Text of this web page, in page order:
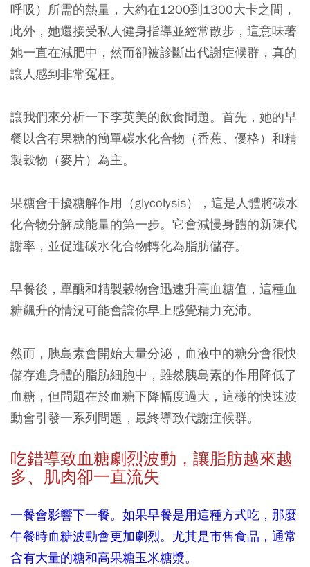
呼吸）所需的熱量，大約在1200到1300大卡之間，
此外，她還接受私人健身指導並經常散步，這意味著
她一直在減肥中，然而卻被診斷出代謝症候群，真的
讓人感到非常冤枉。
讓我們來分析一下李英美的飲食問題。首先，她的早
餐以含有果糖的簡單碳水化合物（香蕉、優格）和精
製穀物（麥片）為主。
果糖會干擾糖解作用（glycolysis），這是人體將碳水
化合物分解成能量的第一步。它會減慢身體的新陳代
謝率，並促進碳水化合物轉化為脂肪儲存。
早餐後，單醣和精製穀物會迅速升高血糖值，這種血
糖飆升的情況可能會讓你早上感覺精力充沛。
然而，胰島素會開始大量分泌，血液中的糖分會很快
儲存進身體的脂肪細胞中，雖然胰島素的作用降低了
血糖，但問題在於血糖下降幅度過大，這樣的快速波
動會引發一系列問題，最終導致代謝症候群。
吃錯導致血糖劇烈波動，讓脂肪越來越
多、肌肉卻一直流失
一餐會影響下一餐。如果早餐是用這種方式吃，那麼
午餐時血糖波動會更加劇烈。尤其是市售食品，通常
含有大量的糖和高果糖玉米糖漿。